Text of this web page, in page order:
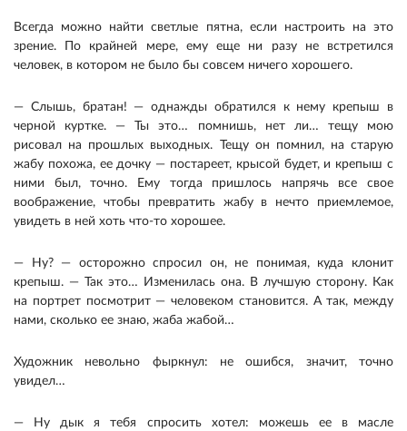
Всегда можно найти светлые пятна, если настроить на это
зрение. По крайней мере, ему еще ни разу не встретился
человек, в котором не было бы совсем ничего хорошего.
— Слышь, братан! — однажды обратился к нему крепыш в
черной куртке. — Ты это… помнишь, нет ли… тещу мою
рисовал на прошлых выходных. Тещу он помнил, на старую
жабу похожа, ее дочку — постареет, крысой будет, и крепыш с
ними был, точно. Ему тогда пришлось напрячь все свое
воображение, чтобы превратить жабу в нечто приемлемое,
увидеть в ней хоть что-то хорошее.
— Ну? — осторожно спросил он, не понимая, куда клонит
крепыш. — Так это… Изменилась она. В лучшую сторону. Как
на портрет посмотрит — человеком становится. А так, между
нами, сколько ее знаю, жаба жабой…
Художник невольно фыркнул: не ошибся, значит, точно
увидел…
— Ну дык я тебя спросить хотел: можешь ее в масле